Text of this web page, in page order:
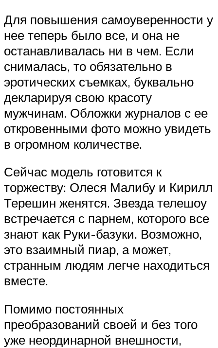
Для повышения самоуверенности у
нее теперь было все, и она не
останавливалась ни в чем. Если
снималась, то обязательно в
эротических съемках, буквально
декларируя свою красоту
мужчинам. Обложки журналов с ее
откровенными фото можно увидеть
в огромном количестве.
Сейчас модель готовится к
торжеству: Олеся Малибу и Кирилл
Терешин женятся. Звезда телешоу
встречается с парнем, которого все
знают как Руки-базуки. Возможно,
это взаимный пиар, а может,
странным людям легче находиться
вместе.
Помимо постоянных
преобразований своей и без того
уже неординарной внешности,